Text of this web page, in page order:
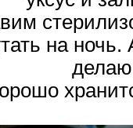
на